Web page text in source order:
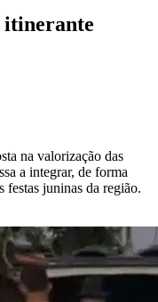
itinerante
na valorização das
a integrar, de forma
festas juninas da região.